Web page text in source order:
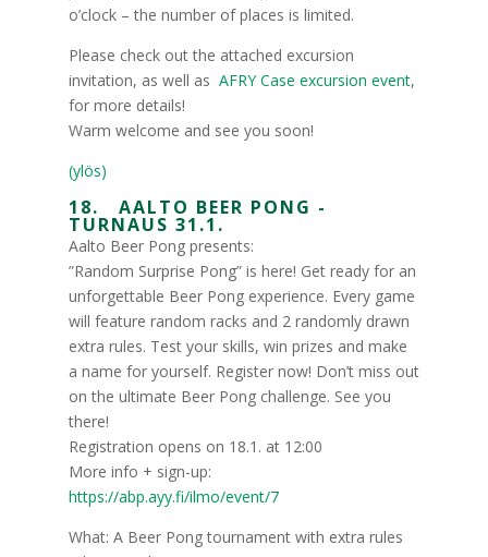
o’clock – the number of places is limited.
Please check out the attached excursion
invitation, as well as AFRY Case excursion event,
for more details!
Warm welcome and see you soon!
(ylös)
18. AALTO BEER PONG -
TURNAUS 31.1.
Aalto Beer Pong presents:
”Random Surprise Pong” is here! Get ready for an
unforgettable Beer Pong experience. Every game
will feature random racks and 2 randomly drawn
extra rules. Test your skills, win prizes and make
a name for yourself. Register now! Don’t miss out
on the ultimate Beer Pong challenge. See you
there!
Registration opens on 18.1. at 12:00
More info + sign-up:
https://abp.ayy.fi/ilmo/event/7
What: A Beer Pong tournament with extra rules